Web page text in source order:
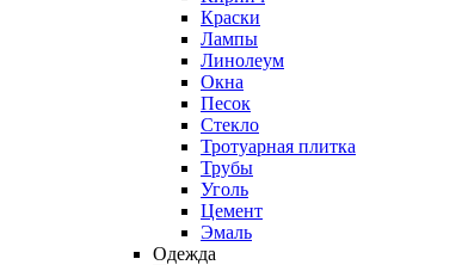
Краски
Лампы
Линолеум
Окна
Песок
Стекло
Тротуарная плитка
Трубы
Уголь
Цемент
Эмаль
Одежда